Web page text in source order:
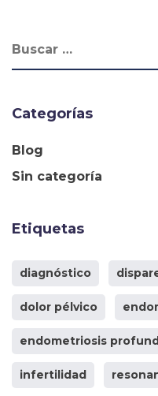
Categorías
Blog
Sin categoría
Etiquetas
diagnóstico
dolor pélvico
endometriosis
infertilidad